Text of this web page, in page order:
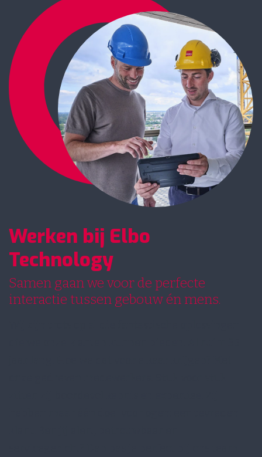
Werken bij Elbo
Technology
Samen gaan we voor de perfecte
interactie tussen gebouw én mens.